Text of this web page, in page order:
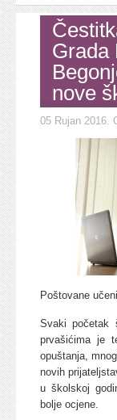
Grada
nove
05 Rujan 2016 .
Poštovane
Svaki početak
prvašićima je
opuštanja,
novih
u školskoj
bolje ocjene.